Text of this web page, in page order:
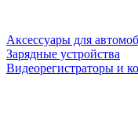
Аксессуары для
Зарядные устройства
Видеорегистраторы и